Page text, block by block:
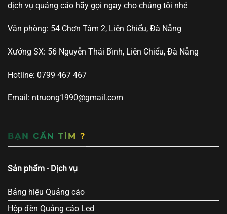
dịch vụ quảng cáo hãy gọi ngay cho chúng tôi nhé
Văn phòng: 54 Chơn Tâm 2, Liên Chiểu, Đà Nẵng
Xưởng SX: 56 Nguyễn Thái Bình, Liên Chiểu, Đà Nẵng
Hotline: 0799 467 467
Email: ntruong1990@gmail.com
BẠN CẦN TÌM ?
Sản phẩm - Dịch vụ
Bảng hiệu Quảng cáo
Hộp đèn Quảng cáo Led